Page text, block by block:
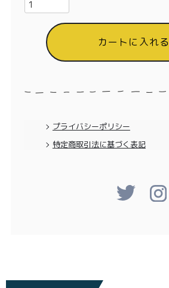
カートに入れる
プライバシーポリシー
特定商取引法に基づく表記